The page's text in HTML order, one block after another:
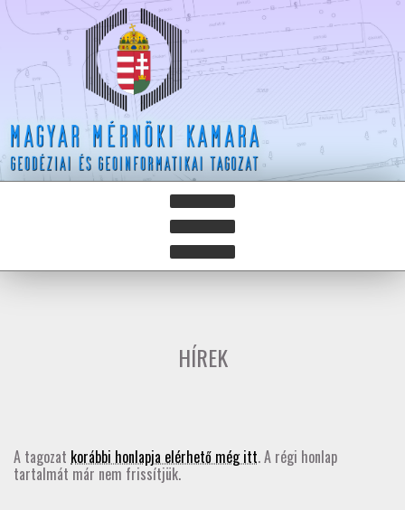
TOVÁBBKÉPZÉSEK
HÍREK
A tagozat korábbi honlapja elérhető még itt. A régi honlap
tartalmát már nem frissítjük.